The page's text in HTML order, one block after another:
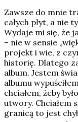
Zawsze do mnie
całych płyt, a nie
Wydaje mi się, że
– nie w sensie
projekt i wie, z
historię. Dlatego
album. Jestem
albumu
chciałem, żeby
utwory. Chciałem
granicą to jest